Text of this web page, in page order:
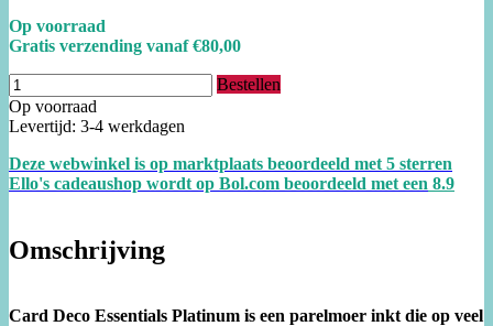
Op voorraad
Gratis verzending vanaf €80,00
Bestellen
Op voorraad
Levertijd: 3-4 werkdagen
Deze webwinkel is op marktplaats beoordeeld met 5 sterren
Ello's cadeaushop wordt op Bol.com beoordeeld met een 8.9
Omschrijving
Card Deco Essentials Platinum is een parelmoer inkt die op veel